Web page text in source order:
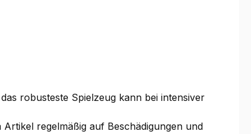
robusteste Spielzeug kann bei intensiver
regelmäßig auf Beschädigungen und